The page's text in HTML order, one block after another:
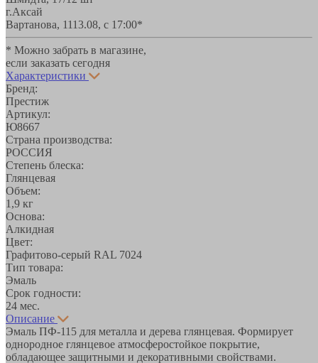
г.Аксай
Вартанова, 1113.08, с 17:00*
* Можно забрать в магазине,
если заказать сегодня
Характеристики
Бренд:
Престиж
Артикул:
Ю8667
Страна производства:
РОССИЯ
Степень блеска:
Глянцевая
Объем:
1,9 кг
Основа:
Алкидная
Цвет:
Графитово-серый RAL 7024
Тип товара:
Эмаль
Срок годности:
24 мес.
Описание
Эмаль ПФ-115 для металла и дерева глянцевая. Формирует
однородное глянцевое атмосферостойкое покрытие,
обладающее защитными и декоративными свойствами.